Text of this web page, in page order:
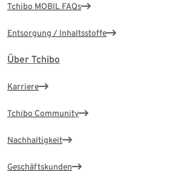
Tchibo MOBIL FAQs
Entsorgung / Inhaltsstoffe
Über Tchibo
Karriere
Tchibo Community
Nachhaltigkeit
Geschäftskunden